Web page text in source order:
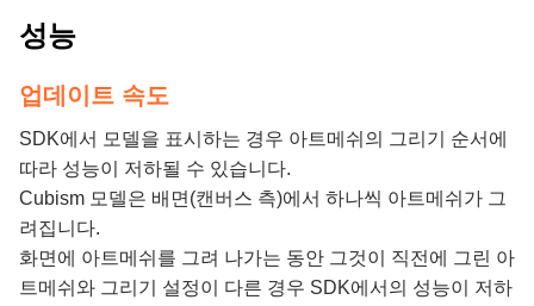
성능
업데이트 속도
SDK에서 모델을 표시하는 경우 아트메쉬의 그리기 순서에
따라 성능이 저하될 수 있습니다.
Cubism 모델은 배면(캔버스 측)에서 하나씩 아트메쉬가 그
려집니다.
화면에 아트메쉬를 그려 나가는 동안 그것이 직전에 그린 아
트메쉬와 그리기 설정이 다른 경우 SDK에서의 성능이 저하